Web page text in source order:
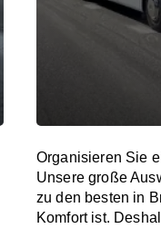
Organisieren Sie
Unsere große
zu den besten in
Komfort ist.